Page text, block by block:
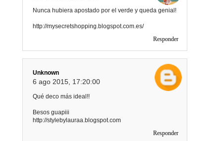
Nunca hubiera apostado por el verde y queda genial!
http://mysecretshopping.blogspot.com.es/
Responder
Unknown
6 ago 2015, 17:20:00
Qué deco más ideal!!
Besos guapiii
http://stylebylauraa.blogspot.com
Responder